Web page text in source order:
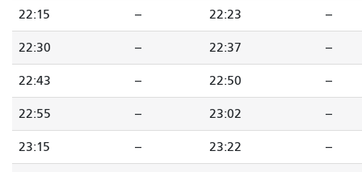
22:15 -- 22:23 --
22:30 -- 22:37 --
22:43 -- 22:50 --
22:55 -- 23:02 --
23:15 -- 23:22 --